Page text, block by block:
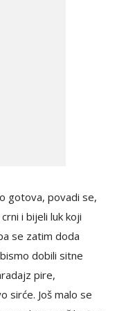
gotova, povadi se,
i bijeli luk koji
se zatim doda
dobili sitne
pire,
sirće. Još malo se